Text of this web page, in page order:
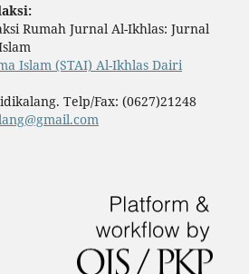
Rumah Jurnal Al-Ikhlas: Jurnal
Islam (STAI) Al-Ikhlas Dairi
Telp/Fax: (0627)21248